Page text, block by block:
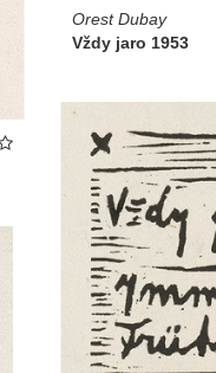
Orest Dubay
Vždy jaro 1953